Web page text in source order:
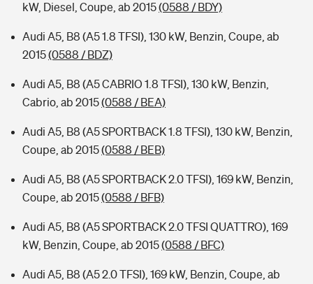
kW, Diesel, Coupe, ab 2015(0588 / BDY)
Audi A5, B8 (A5 1.8 TFSI), 130 kW, Benzin, Coupe, ab
2015(0588 / BDZ)
Audi A5, B8 (A5 CABRIO 1.8 TFSI), 130 kW, Benzin,
Cabrio, ab 2015(0588 / BEA)
Audi A5, B8 (A5 SPORTBACK 1.8 TFSI), 130 kW, Benzin,
Coupe, ab 2015(0588 / BEB)
Audi A5, B8 (A5 SPORTBACK 2.0 TFSI), 169 kW, Benzin,
Coupe, ab 2015(0588 / BFB)
Audi A5, B8 (A5 SPORTBACK 2.0 TFSI QUATTRO), 169
kW, Benzin, Coupe, ab 2015(0588 / BFC)
Audi A5, B8 (A5 2.0 TFSI), 169 kW, Benzin, Coupe, ab